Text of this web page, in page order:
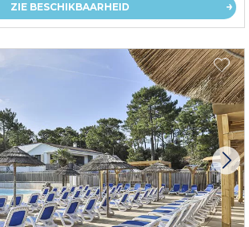
ZIE BESCHIKBAARHEID